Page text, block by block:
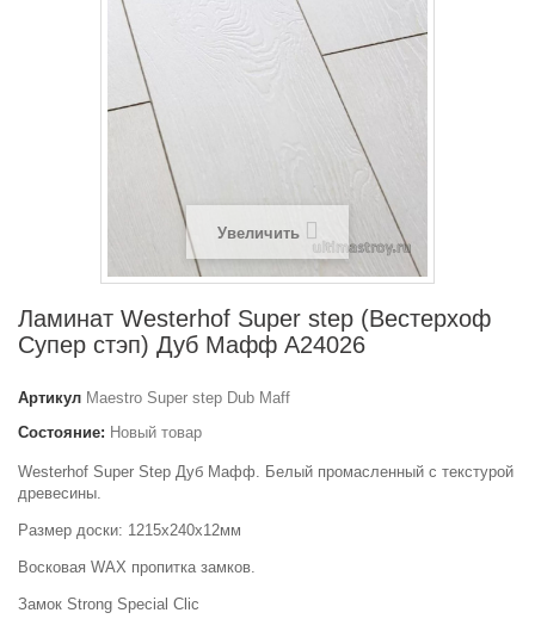
Увеличить
Ламинат Westerhof Super step (Вестерхоф
Супер стэп) Дуб Мафф А24026
Артикул Maestro Super step Dub Maff
Состояние: Новый товар
Westerhof Super Step Дуб Мафф. Белый промасленный с текстурой
древесины.
Размер доски: 1215х240х12мм
Восковая WAX пропитка замков.
Замок Strong Special Clic